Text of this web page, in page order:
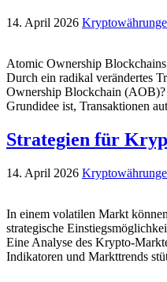
14. April 2026
Atomic Ownership
Durch ein radikal verändertes
Ownership Blockchain (AOB)?
Grundidee ist, Transaktionen
Strategien für
14. April 2026
In einem volatilen Markt
strategische
Eine Analyse des Krypto-
Indikatoren und Markttrends